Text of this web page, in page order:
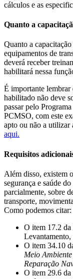
cálculos e as
Quanto a
Quanto a
equipamentos de
deverá receber
habilitará nessa
É importante lembrar
habilitado não deve
passar pelo
PCMSO, com este
apto ou não a utilizar
aqui.
Requisitos
Além disso, existem
segurança e saúde
parcialmente, sobre
transporte,
Como podemos citar:
O item 17.2 da
Levantamento,
O item 34.10
Meio
Reparação
O item 29.6 da